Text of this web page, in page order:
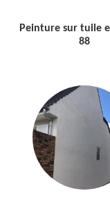
Peinture sur tuile
88